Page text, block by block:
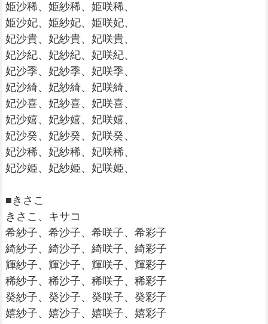
姫沙稀、姫紗稀、姫咲稀、
姫沙妃、姫紗妃、姫咲妃、
妃沙貴、妃紗貴、妃咲貴、
妃沙紀、妃紗紀、妃咲紀、
妃沙季、妃紗季、妃咲季、
妃沙綺、妃紗綺、妃咲綺、
妃沙喜、妃紗喜、妃咲喜、
妃沙嬉、妃紗嬉、妃咲嬉、
妃沙癸、妃紗癸、妃咲癸、
妃沙稀、妃紗稀、妃咲稀、
妃沙姫、妃紗姫、妃咲姫、
■きさこ
きさこ、キサコ
希紗子、希沙子、希咲子、希彩子
綺紗子、綺沙子、綺咲子、綺彩子
輝紗子、輝沙子、輝咲子、輝彩子
稀紗子、稀沙子、稀咲子、稀彩子
癸紗子、癸沙子、癸咲子、癸彩子
嬉紗子、嬉沙子、嬉咲子、嬉彩子